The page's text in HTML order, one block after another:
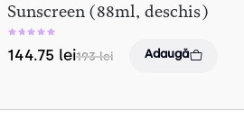
Sunscreen (88ml, deschis)
193lei
144.75 lei Adaugă